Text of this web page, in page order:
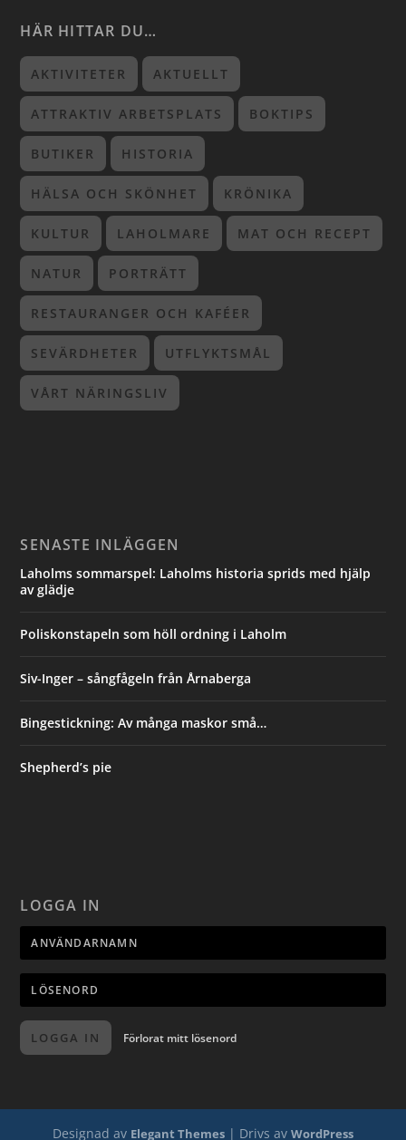
HÄR HITTAR DU…
AKTIVITETER AKTUELLT
ATTRAKTIV ARBETSPLATS BOKTIPS
BUTIKER HISTORIA
HÄLSA OCH SKÖNHET KRÖNIKA
KULTUR LAHOLMARE MAT OCH RECEPT
NATUR PORTRÄTT
RESTAURANGER OCH KAFÉER
SEVÄRDHETER UTFLYKTSMÅL
VÅRT NÄRINGSLIV
SENASTE INLÄGGEN
Laholms sommarspel: Laholms historia sprids med hjälp
av glädje
Poliskonstapeln som höll ordning i Laholm
Siv-Inger – sångfågeln från Årnaberga
Bingestickning: Av många maskor små…
Shepherd’s pie
LOGGA IN
LOGGA IN Förlorat mitt lösenord
Designad av Elegant Themes | Drivs av WordPress